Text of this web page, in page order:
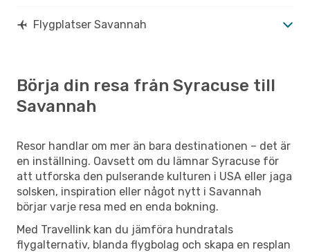
Flygplatser Savannah
Börja din resa från Syracuse till
Savannah
Resor handlar om mer än bara destinationen – det är
en inställning. Oavsett om du lämnar Syracuse för
att utforska den pulserande kulturen i USA eller jaga
solsken, inspiration eller något nytt i Savannah
börjar varje resa med en enda bokning.
Med Travellink kan du jämföra hundratals
flygalternativ, blanda flygbolag och skapa en resplan